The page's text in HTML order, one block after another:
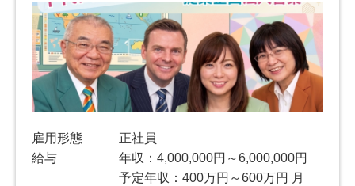
雇用形態
正社員
給与
年収：4,000,000円～6,000,000円
予定年収：400万円～600万円 月